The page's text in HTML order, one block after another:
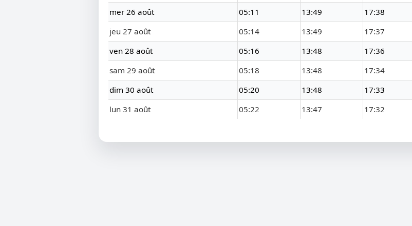
mer 26 août
05:11 13:49 17:38
jeu 27 août
05:14 13:49 17:37
ven 28 août
05:16 13:48 17:36
sam 29 août
05:18 13:48 17:34
dim 30 août
05:20 13:48 17:33
lun 31 août
05:22 13:47 17:32